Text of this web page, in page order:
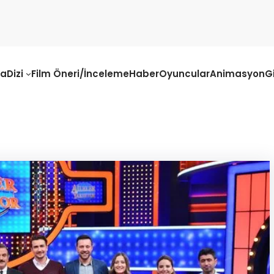
Dizi Film Öneri/İncelemeHaberOyuncularAnimasyon